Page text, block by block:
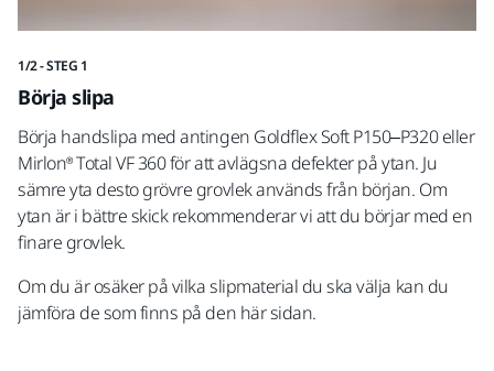
1/2 - STEG 1
Börja slipa
Börja handslipa med antingen Goldflex Soft P150–P320 eller
Mirlon® Total VF 360 för att avlägsna defekter på ytan. Ju
sämre yta desto grövre grovlek används från början. Om
ytan är i bättre skick rekommenderar vi att du börjar med en
finare grovlek.
Om du är osäker på vilka slipmaterial du ska välja kan du
jämföra de som finns på den här sidan.